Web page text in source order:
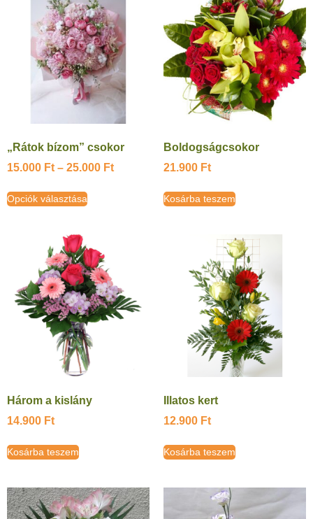
„Rátok bízom” csokor
15.000 Ft – 25.000 Ft
Opciók választása
Boldogságcsokor
21.900 Ft
Kosárba teszem
Három a kislány
14.900 Ft
Kosárba teszem
Illatos kert
12.900 Ft
Kosárba teszem